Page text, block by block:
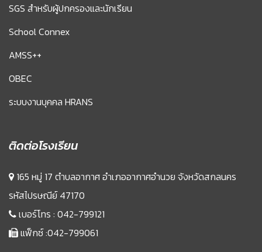
SGS สำหรับผู้ปกครองและนักเรียน
School Connex
AMSS++
OBEC
ระบบงานบุคคล HRANS
ติดต่อโรงเรียน
165 หมู่ 17 ตำบลอากาศ อำเภออากาศอำนวย จังหวัดสกลนคร
รหัสไปรษณีย์ 47170
เบอร์โทร : 042-799121
แฟ็กซ์ :042-799061